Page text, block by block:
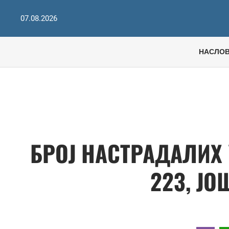
07.08.2026
БРОЈ
223,